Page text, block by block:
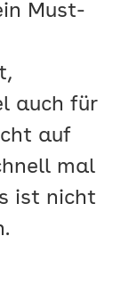
Must-
auch für
auf
mal
ist nicht